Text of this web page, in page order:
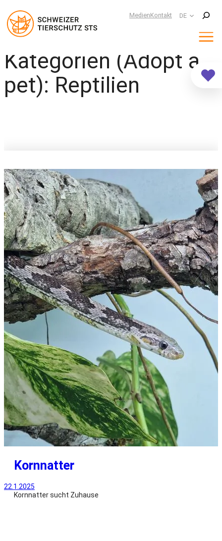
Inhalt
springen
MedienKontakt DE
Suchen
Kategorien (Adopt a
pet): Reptilien
Kornnatter
22.1.2025
Kornnatter sucht Zuhause